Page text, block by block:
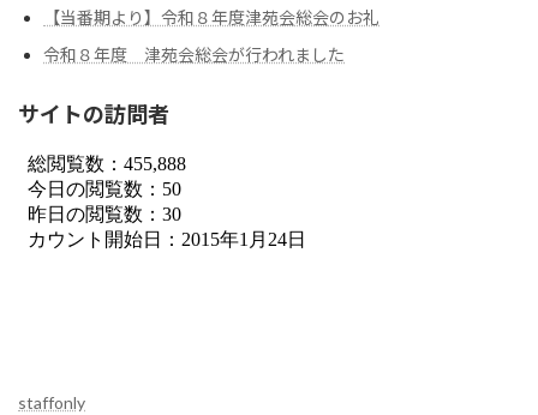
【当番期より】令和８年度津苑会総会のお礼
令和８年度 津苑会総会が行われました
サイトの訪問者
staffonly